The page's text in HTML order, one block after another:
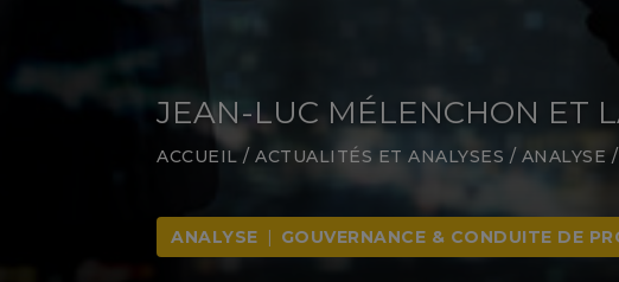
JEAN-LUC MÉLENCHON ET
ACCUEIL / ACTUALITÉS ET ANALYSES / ANALYSE /
ANALYSE | GOUVERNANCE & CONDUITE DE